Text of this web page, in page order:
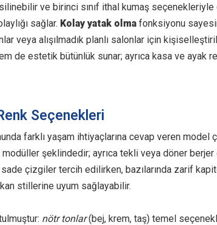
ve birinci sınıf ithal kumaş
sağlar. Kolay yatak olma fonksiyonu
veya alışılmadık planlı salonlar için
de estetik bütünlük sunar; ayrıca kasa ve
Seçenekleri
farklı yaşam ihtiyaçlarına cevap veren
şeklindedir; ayrıca tekli veya döner berjer
çizgiler tercih edilirken, bazılarında zarif
stillerine uyum sağlayabilir.
nötr tonlar(bej, krem, taş) temel